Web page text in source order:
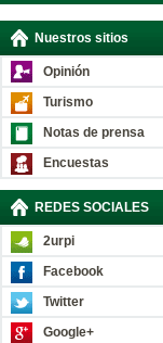
Nuestros sitios
Opinión
Turismo
Notas de prensa
Encuestas
REDES SOCIALES
2urpi
Facebook
Twitter
Google+